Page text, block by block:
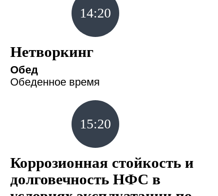
14:20
Нетворкинг
Обед
Обеденное время
15:20
Коррозионная стойкость и
долговечность НФС в